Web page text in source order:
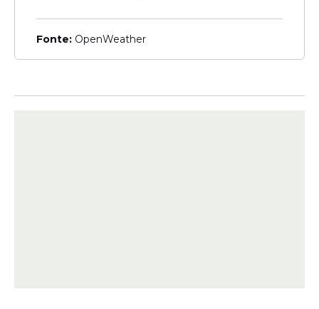
teve as investigações concluídas, com um
grande volume de casos descartados.
Fonte: OpenWeather